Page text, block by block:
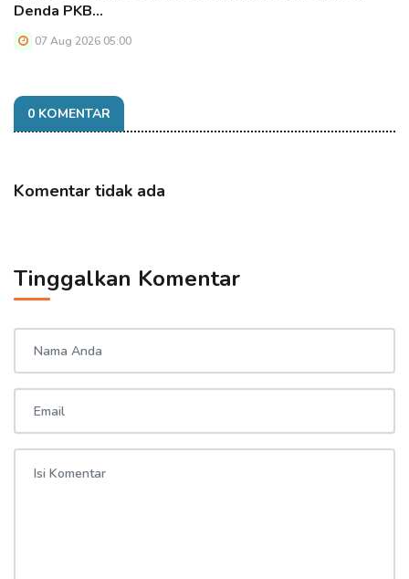
Denda PKB…
07 Aug 2026 05:00
0 KOMENTAR
Komentar tidak ada
Tinggalkan Komentar